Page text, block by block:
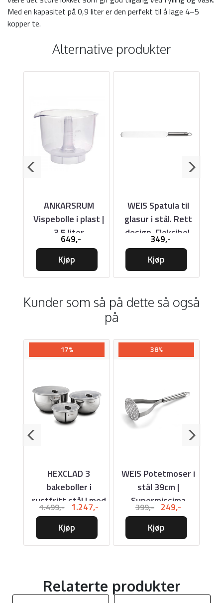
Med en kapasitet på 0,9 liter er den perfekt til å lage 4–5
kopper te.
Alternative produkter
ANKARSRUM
Vispebolle i plast |
3,5 liter
649,-
Kjøp
WEIS Spatula til
glasur i stål. Rett
design. Fleksibel.
36cm
349,-
Kjøp
Kunder som så på dette så også
på
17%
HEXCLAD 3
bakeboller i
rustfritt stål | med
vakuumforseglet
lokk
1.499,-
1.247,-
Kjøp
38%
WEIS Potetmoser i
stål 39cm |
Supermissima
399,- 249,-
Kjøp
Relaterte produkter